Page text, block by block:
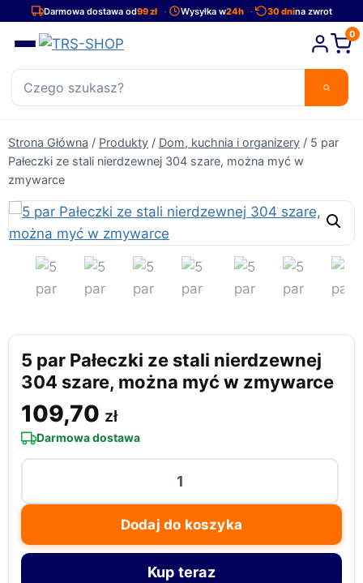
PrzejdźDarmowa dostawa od99 zł Wysyłka w24h 30 dnina zwrot
0
Strona Główna / Produkty / Dom, kuchnia i organizery / 5 par
Pałeczki ze stali nierdzewnej 304 szare, można myć w
zmywarce
5 par Pałeczki ze stali nierdzewnej
304 szare, można myć w zmywarce
109,70 zł
Darmowa dostawa
par
Pałeczki
ze
Dodaj do koszyka
Kup teraz